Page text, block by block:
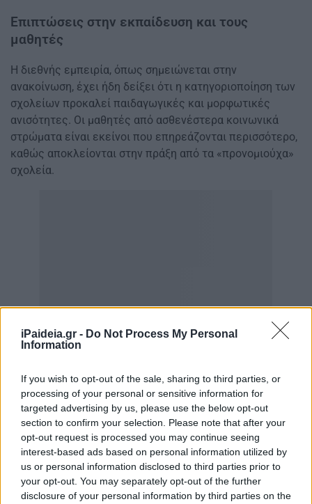
iPaideia.gr - Do Not Process My Personal
Information
If you wish to opt-out of the sale, sharing to third parties, or
processing of your personal or sensitive information for
targeted advertising by us, please use the below opt-out
section to confirm your selection. Please note that after your
opt-out request is processed you may continue seeing
interest-based ads based on personal information utilized by
us or personal information disclosed to third parties prior to
your opt-out. You may separately opt-out of the further
disclosure of your personal information by third parties on the
Επιπτώσεις στην εκπαίδευση και τους
μαθητές
Η διεθνής εμπειρία, όπως σημειώνεται στην
ανακοίνωση, έχει ήδη δείξει ότι η κατηγοριοποίηση των
σχολείων προκαλεί παιδαγωγικές και μορφωτικές
ανισότητες. Οι μαθητές από ασθενέστερα κοινωνικά
στρώματα είναι εκείνοι που επηρεάζονται περισσότερο,
καθώς αποκλείονται στην πράξη από τα «προνομιούχα»
σχολεία.